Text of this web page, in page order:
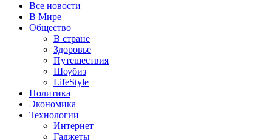
Все новости
В Мире
Общество
В стране
Здоровье
Путешествия
Шоубиз
LifeStyle
Политика
Экономика
Технологии
Интернет
Гаджеты